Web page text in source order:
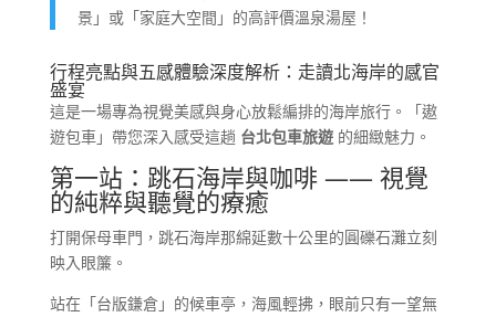
景」或「家庭大空間」的高評價溫泉湯屋！
行程亮點與五感體驗深度解析：走讀北海岸的感官
盛宴
這是一場專為視覺美感與身心放鬆編排的海岸旅行。「遨
遊包車」帶您深入感受這趟 台北包車旅遊的細緻魅力。
第一站：跳石海岸與咖啡 —— 視覺
的純粹與聽覺的療癒
打開保母車門，跳石海岸那綿延數十公里的圓礫石灘立刻
映入眼簾。
站在「台版鎌倉」的候車亭，海風輕拂，眼前只有一望無